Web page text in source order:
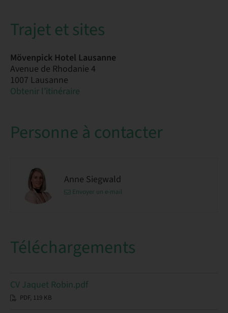
Trajet et sites
Mövenpick Hotel Lausanne
Avenue de Rhodanie 4
1007 Lausanne
Obtenir l’itinéraire
Personne à contacter
Anne Siegwald
Envoyer un e-mail
Téléchargements
CV Jaquet Robin.pdf
PDF, 119 KB